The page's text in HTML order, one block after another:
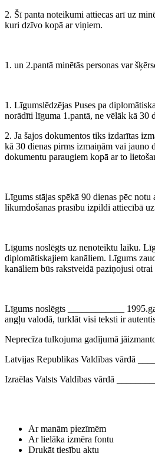
2. Šī panta noteikumi attiecas arī uz
kuri dzīvo kopā ar viņiem.
1. un 2.pantā minētās personas var
1. Līgumslēdzējas Puses pa
norādīti līguma 1.pantā, ne vēlāk kā 30
2. Ja šajos dokumentos tiks izdarītas
kā 30 dienas pirms izmaiņām vai jauno
dokumentu paraugiem kopā ar to
Līgums stājas spēkā 90 dienas pēc
likumdošanas prasību izpildi attiecībā
Līgums noslēgts uz nenoteiktu laiku.
diplomātiskajiem kanāliem. Līgums
kanāliem būs rakstveidā paziņojusi
Līgums noslēgts ____________
angļu valodā, turklāt visi teksti ir
Neprecīza tulkojuma gadījumā
Latvijas Republikas Valdības vārdā
Izraēlas Valsts Valdības vārdā
Ar manām piezīmēm
Ar lielāka izmēra fontu
Drukāt tiesību aktu